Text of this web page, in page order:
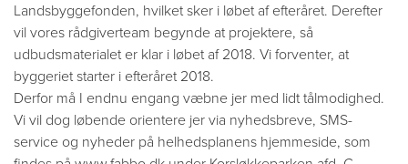
Landsbyggefonden, hvilket sker i løbet af efteråret. Derefter
vil vores rådgiverteam begynde at projektere, så
udbudsmaterialet er klar i løbet af 2018. Vi forventer, at
byggeriet starter i efteråret 2018.
Derfor må I endnu engang væbne jer med lidt tålmodighed.
Vi vil dog løbende orientere jer via nyhedsbreve, SMS-
service og nyheder på helhedsplanens hjemmeside, som